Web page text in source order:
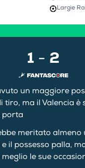
Largie
1 - 2
un maggiore
tiro, ma il Valencia è
porta
meritato almeno
il possesso palla,
le sue